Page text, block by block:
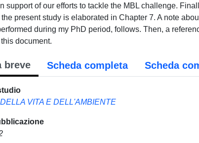
support of our efforts to tackle the MBL challenge.
present study is elaborated in Chapter 7. A note
during my PhD period, follows. Then, a
document.
breve Scheda completa Scheda
VITA E DELL'AMBIENTE